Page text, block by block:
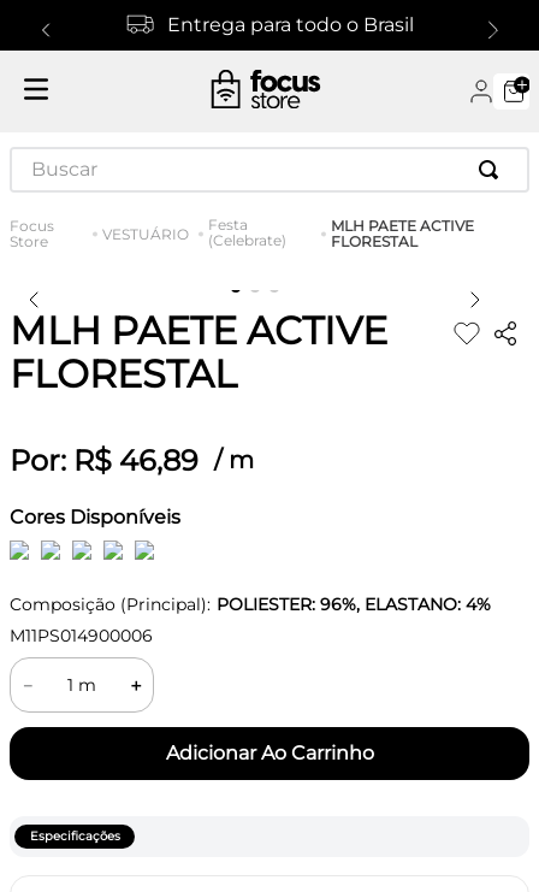
Entrega para todo o Brasil
Buscar
VESTUÁRIO
Festa
(Celebrate)
MLH PAETE ACTIVE
FLORESTAL
MLH PAETE ACTIVE
FLORESTAL
Por: R$ 46,89 / m
Cores Disponíveis
Composição (Principal): POLIESTER: 96%, ELASTANO: 4%
M11PS014900006
＋
－
Especificações